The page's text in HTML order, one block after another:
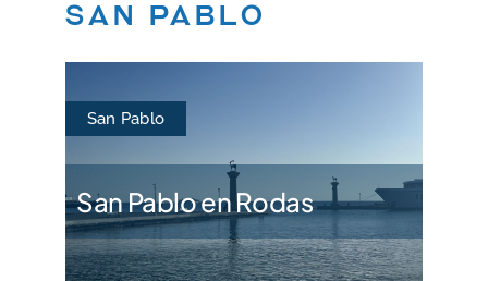
San Pablo
San Pablo
San Pablo en Rodas